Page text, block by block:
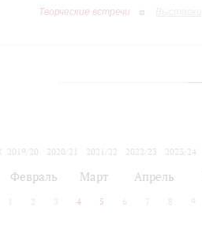
Творческие встречи
2019/20 2020/21 2021/22 2022/23
2023/24
Февраль Март Апрель
2 3 4 5 6 7 8 9